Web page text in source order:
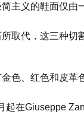
主义的鞋面仅
取代，这三种
色、红色和皮革
在Giuseppe